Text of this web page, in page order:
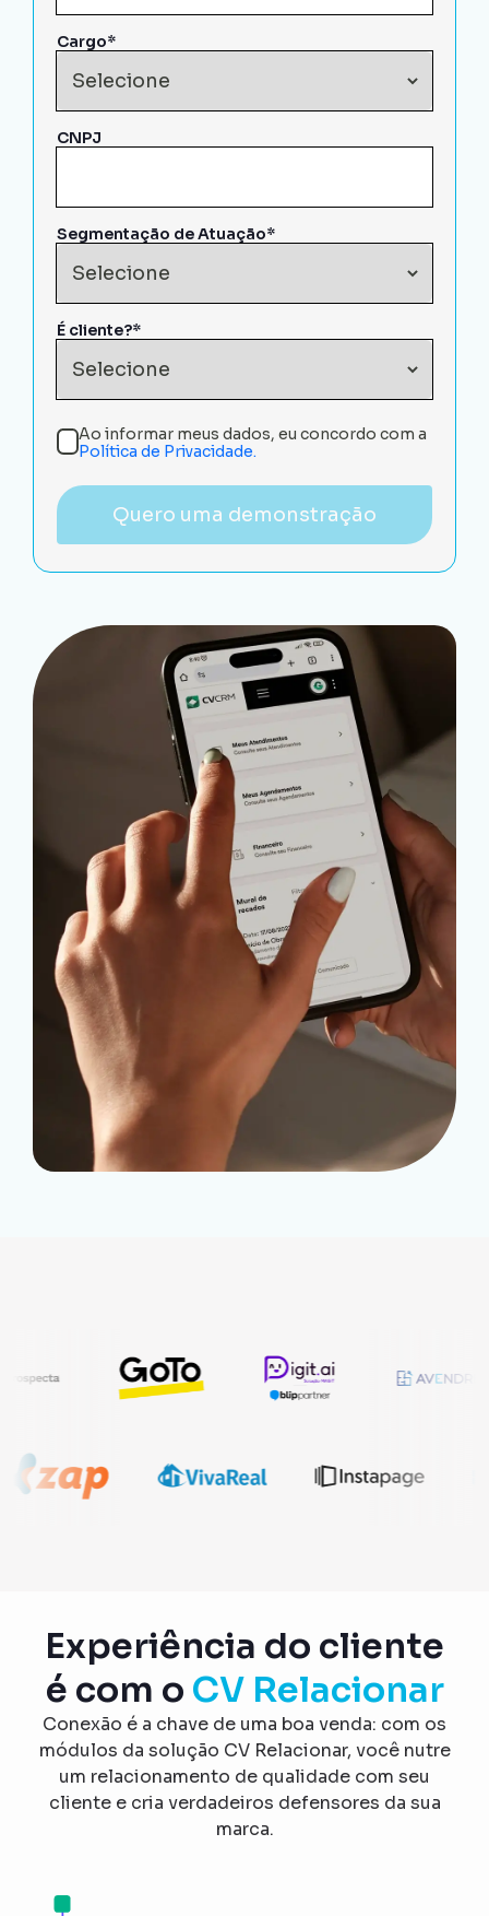
Cargo*
CNPJ
Segmentação de Atuação*
É cliente?*
Ao informar meus dados, eu concordo com a
Política de Privacidade.
Quero uma demonstração
Experiência do cliente
é com o CV Relacionar
Conexão é a chave de uma boa venda: com os
módulos da solução CV Relacionar, você nutre
um relacionamento de qualidade com seu
cliente e cria verdadeiros defensores da sua
marca.